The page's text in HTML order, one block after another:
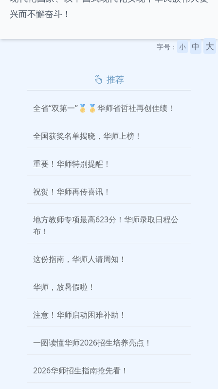
兴而不懈奋斗！
字号： 小 中 大
推荐
全省“双第一”🥇🥇华师省哲社再创佳绩！
全国获奖名单揭晓，华师上榜！
重要！华师特别提醒！
祝贺！华师再传喜讯！
地方教师专项最高623分！华师录取日程公
布！
这份指南，华师人请周知！
华师，放暑假啦！
注意！华师启动困难补助！
一图读懂华师2026招生培养亮点！
2026华师招生指南抢先看！